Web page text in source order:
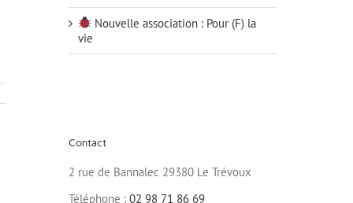
Nouvelle association : Pour (F) la
vie
Contact
2 rue de Bannalec 29380 Le Trévoux
Téléphone : 02 98 71 86 69